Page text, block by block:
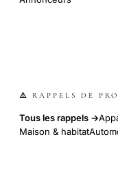
⚠️ RAPPELS DE
Tous les rappels →
Maison & habitat